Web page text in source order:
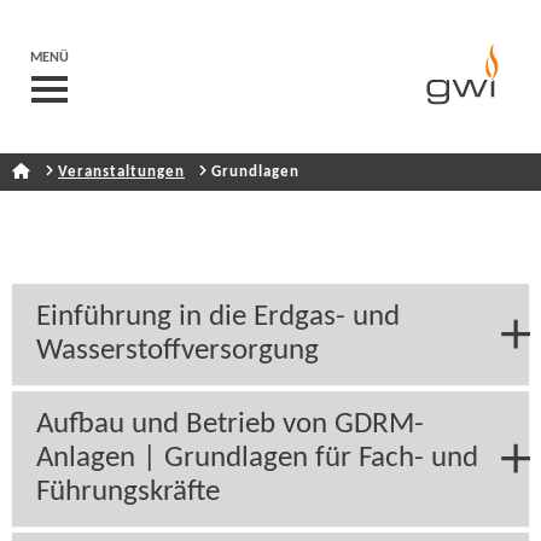
MENÜ
Veranstaltungen Grundlagen
Einführung in die Erdgas-​ und
Wasserstoffversorgung
Aufbau und Betrieb von GDRM-​
Anlagen | Grundlagen für Fach- und
Führungskräfte